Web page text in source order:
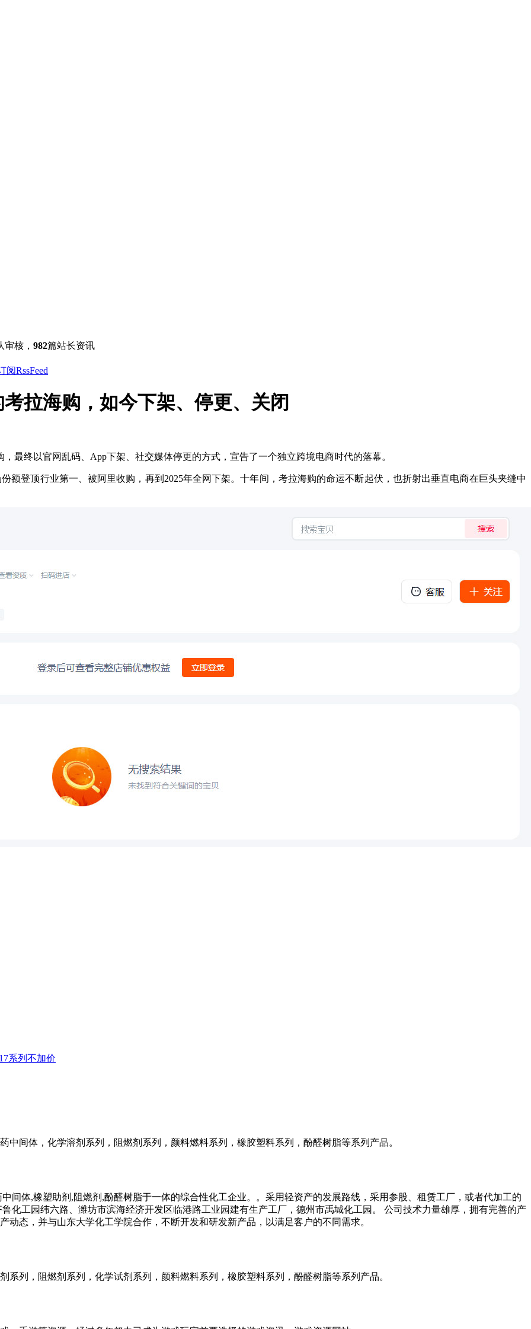
核， 982篇站长资讯
拉海购，如今下架、停更、关闭
最终以官网乱码、App下架、社交媒体停更的方式，宣告了一个独立跨境电商时代的落幕。
额登顶行业第一、被阿里收购，再到2025年全网下架。十年间，考拉海购的命运不断起伏，也折射出垂直电商在巨头夹缝中
系列不加价
间体，化学溶剂系列，阻燃剂系列，颜料燃料系列，橡胶塑料系列，酚醛树脂等系列产品。
间体,橡塑助剂,阻燃剂,酚醛树脂于一体的综合性化工企业。。采用轻资产的发展路线，采用参股、租赁工厂，或者代加工的
化工园纬六路、潍坊市滨海经济开发区临港路工业园建有生产工厂，德州市禹城化工园。 公司技术力量雄厚，拥有完善的产
态，并与山东大学化工学院合作，不断开发和研发新产品，以满足客户的不同需求。
列，阻燃剂系列，化学试剂系列，颜料燃料系列，橡胶塑料系列，酚醛树脂等系列产品。